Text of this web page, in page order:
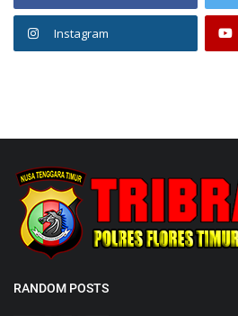
Instagram
RANDOM POSTS